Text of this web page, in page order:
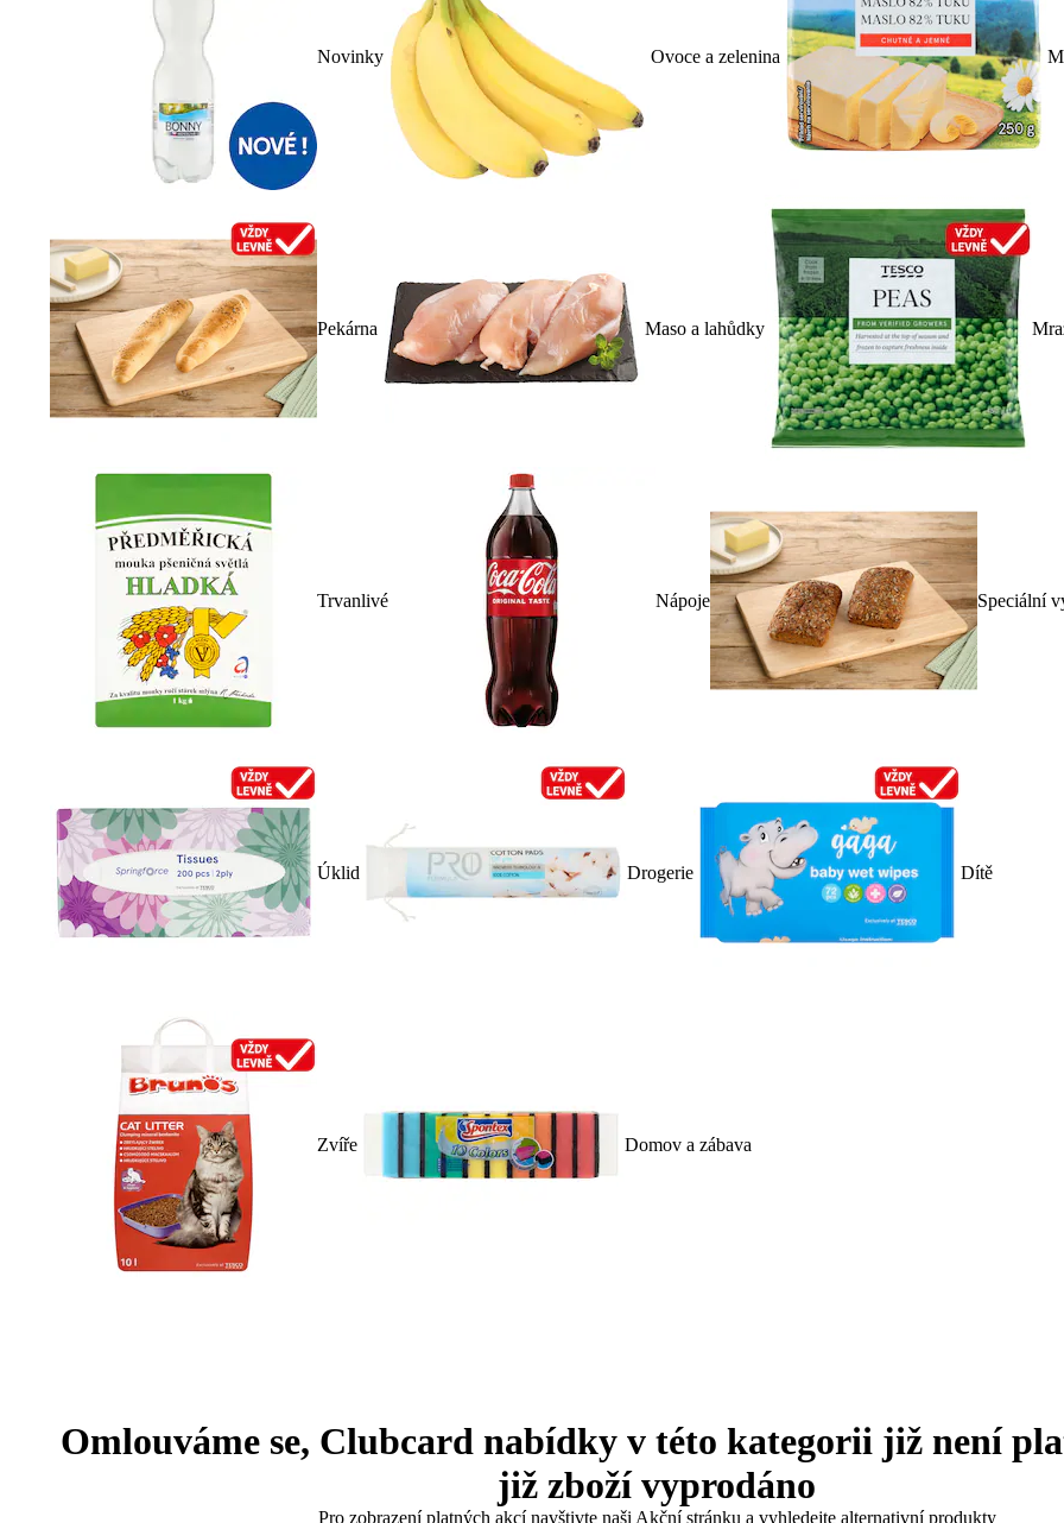
Novinky Ovoce a zelenina
Pekárna Maso a lahůdky
Trvanlivé Nápoje Speciální
Úklid Drogerie Dítě
Zvíře Domov a zábava
Omlouváme se, Clubcard nabídky v této kategorii již není
již zboží vyprodáno
Pro zobrazení platných akcí navštivte naši Akční stránku a vyhledejte alternativní produkty